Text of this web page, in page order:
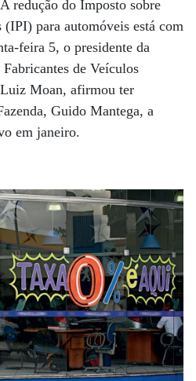
redução do Imposto sobre
para automóveis está com
feira 5, o presidente da
de Veículos
Moan, afirmou ter
Guido Mantega, a
em janeiro.